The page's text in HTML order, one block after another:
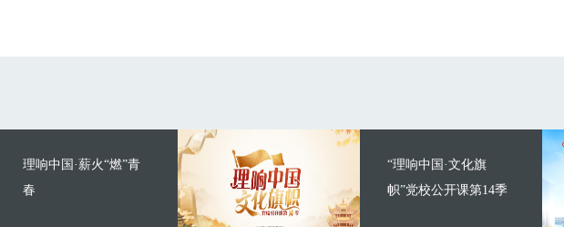
理响中国·薪火“燃”青
春
“理响中国·文化旗
帜”党校公开课第14季